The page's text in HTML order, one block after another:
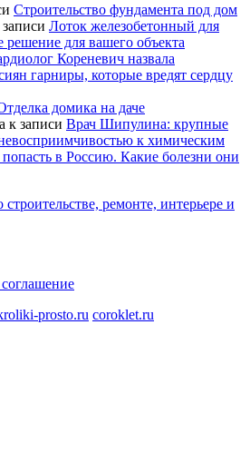
Строительство фундамента под дом
Лоток железобетонный для
решение для вашего объекта
Кореневич назвала
гарниры, которые вредят сердцу
домика на даче
к записи Врач Шипулина: крупные
к химическим
в Россию. Какие болезни они
строительстве, ремонте, интерьере и
prosto.ru coroklet.ru